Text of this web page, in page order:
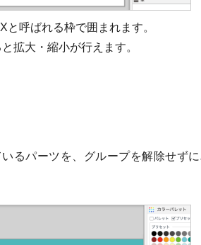
呼ばれる枠で囲まれます。
拡大・縮小が行えます。
るパーツを、グループを解除せず